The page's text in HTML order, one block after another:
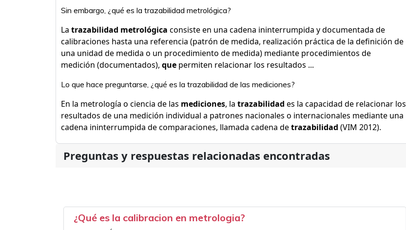
Sin embargo, ¿qué es la trazabilidad metrológica?
La trazabilidad metrológica consiste en una cadena ininterrumpida y documentada de
calibraciones hasta una referencia (patrón de medida, realización práctica de la definición de
una unidad de medida o un procedimiento de medida) mediante procedimientos de
medición (documentados), que permiten relacionar los resultados ...
Lo que hace preguntarse, ¿qué es la trazabilidad de las mediciones?
En la metrología o ciencia de las mediciones, la trazabilidad es la capacidad de relacionar los
resultados de una medición individual a patrones nacionales o internacionales mediante una
cadena ininterrumpida de comparaciones, llamada cadena detrazabilidad (VIM 2012).
Preguntas y respuestas relacionadas encontradas
¿Qué es la calibracion en metrologia?